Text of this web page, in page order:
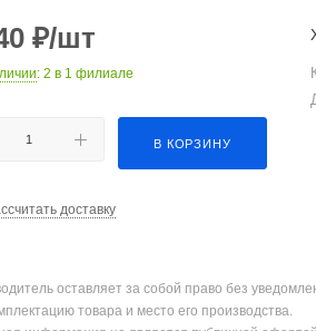
₽/шт
: 2 в 1 филиале
В КОРЗИНУ
доставку
оставляет за собой право без
товара и место его производства.